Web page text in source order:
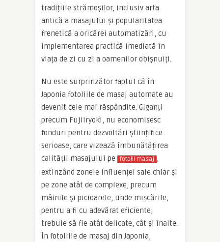
tradițiile strămoșilor, inclusiv arta
antică a masajului și popularitatea
frenetică a oricărei automatizări, cu
implementarea practică imediată în
viața de zi cu zi a oamenilor obișnuiți.
Nu este surprinzător faptul că în
Japonia fotoliile de masaj automate au
devenit cele mai răspândite. Giganți
precum Fujiiryoki, nu economisesc
fonduri pentru dezvoltări științifice
serioase, care vizează îmbunătățirea
calității masajului pe
fotolii masaj ,
extinzând zonele influenței sale chiar și
pe zone atât de complexe, precum
mâinile și picioarele, unde mișcările,
pentru a fi cu adevărat eficiente,
trebuie să fie atât delicate, cât și înalte.
În fotoliile de masaj din Japonia,